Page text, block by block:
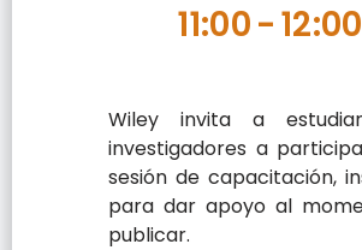
11:00-12:00
Wiley invita a
investigadores a
sesión de capacitación,
para dar apoyo al
publicar.